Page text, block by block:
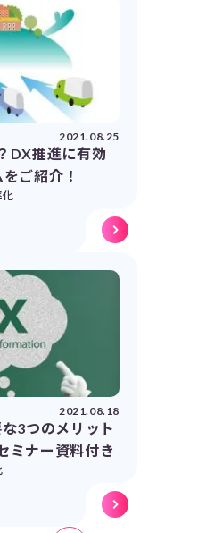
2021.08.25
DX推進に有効
ご紹介！
化
2021.08.18
3つのメリット
ミナー資料付き